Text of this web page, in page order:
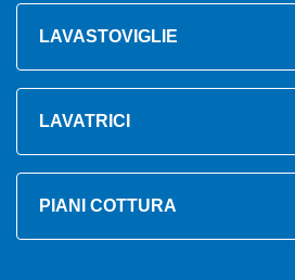
LAVASTOVIGLIE
LAVATRICI
PIANI COTTURA